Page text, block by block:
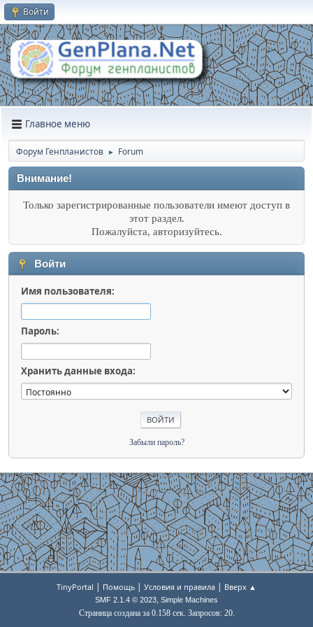
Войти
Главное меню
Форум Генпланистов ► Forum
Внимание!
Только зарегистрированные пользователи имеют доступ в
этот раздел.
Пожалуйста, авторизуйтесь.
Войти
Имя пользователя:
Пароль:
Хранить данные входа:
Забыли пароль?
TinyPortal | Помощь | Условия и правила | Вверх ▲
SMF 2.1.4 © 2023, Simple Machines
Страница создана за 0.158 сек. Запросов: 20.